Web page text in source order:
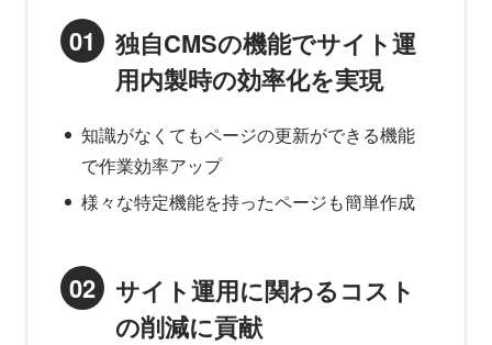
01
独自CMSの機能でサイト運
用内製時の効率化を実現
知識がなくてもページの更新ができる機能
で作業効率アップ
様々な特定機能を持ったページも簡単作成
02 サイト運用に関わるコスト
の削減に貢献